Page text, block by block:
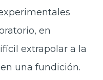
en
extrapolar a la
una fundición.